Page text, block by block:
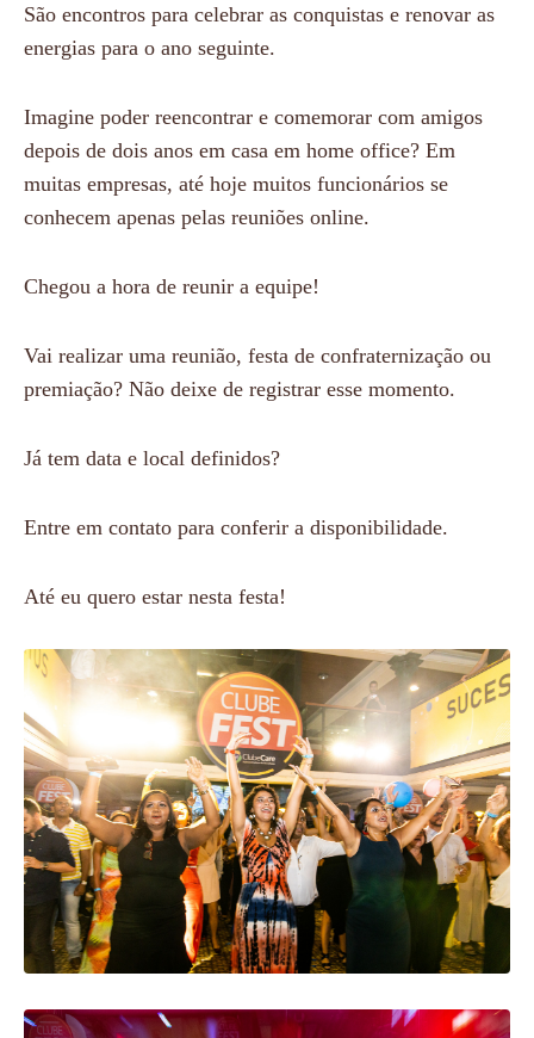
São encontros para celebrar as conquistas e renovar as
energias para o ano seguinte.
Imagine poder reencontrar e comemorar com amigos
depois de dois anos em casa em home office? Em
muitas empresas, até hoje muitos funcionários se
conhecem apenas pelas reuniões online.
Chegou a hora de reunir a equipe!
Vai realizar uma reunião, festa de confraternização ou
premiação? Não deixe de registrar esse momento.
Já tem data e local definidos?
Entre em contato para conferir a disponibilidade.
Até eu quero estar nesta festa!